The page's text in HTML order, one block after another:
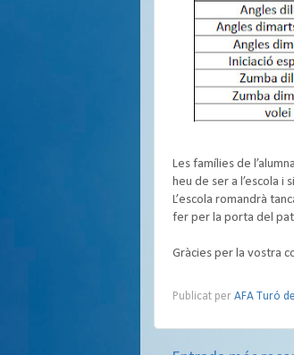
Les famílies de
heu de ser a l’escola i
L’escola romandrà
fer per la porta del
Gràcies per la vostra
Publicat per AFA Turó